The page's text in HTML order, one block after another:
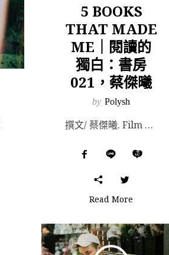
5 BOOKS
THAT MADE
ME｜閱讀的
獨白：書房
021，蔡傑曦
by Polysh
撰文/ 蔡傑曦. Film & Photography/ Manchi. 場地協力/ 薄霧書...
Read More